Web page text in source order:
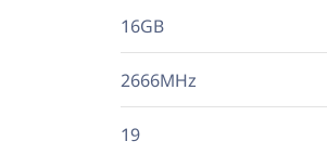
16GB
2666MHz
19